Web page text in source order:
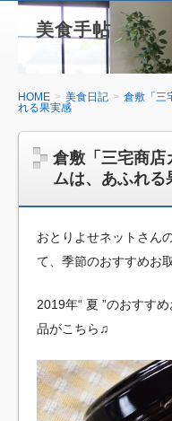
美食手帖
HOME 美食日記
倉敷「三
れる果実感
倉敷「三宅商店
ムは、あふれる
おとりよせネットさん
て、季節のおすすめお
2019年“ 夏 ”のおすす
品がこちら♫